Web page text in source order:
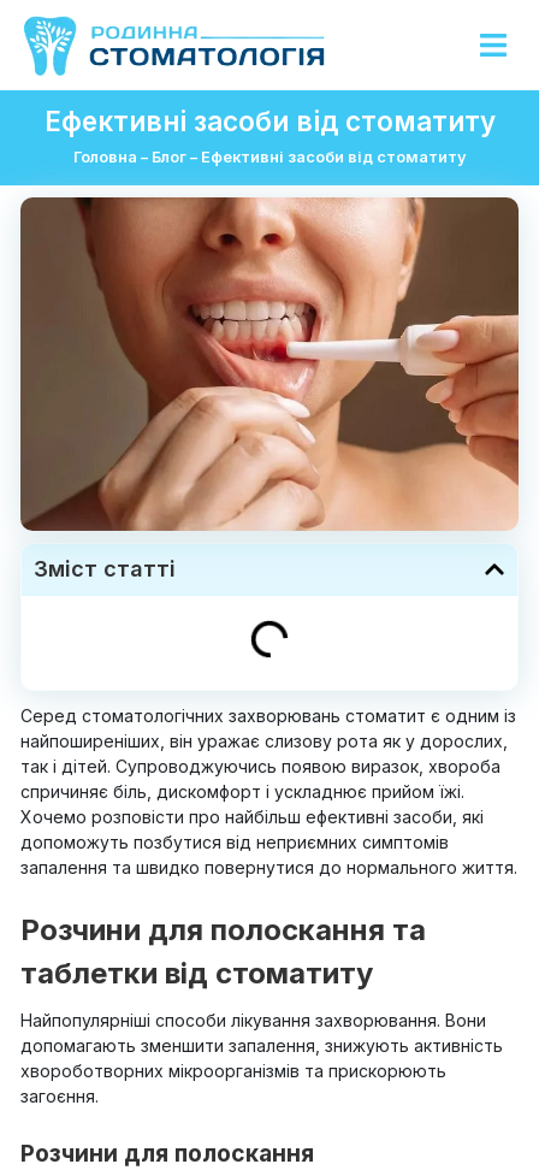
Ефективні засоби від стоматиту
Головна – Блог– Ефективні засоби від стоматиту
Зміст статті
Серед стоматологічних захворювань стоматит є одним із
найпоширеніших, він уражає слизову рота як у дорослих,
так і дітей. Супроводжуючись появою виразок, хвороба
спричиняє біль, дискомфорт і ускладнює прийом їжі.
Хочемо розповісти про найбільш ефективні засоби, які
допоможуть позбутися від неприємних симптомів
запалення та швидко повернутися до нормального життя.
Розчини для полоскання та
таблетки від стоматиту
Найпопулярніші способи лікування захворювання. Вони
допомагають зменшити запалення, знижують активність
хвороботворних мікроорганізмів та прискорюють
загоєння.
Розчини для полоскання